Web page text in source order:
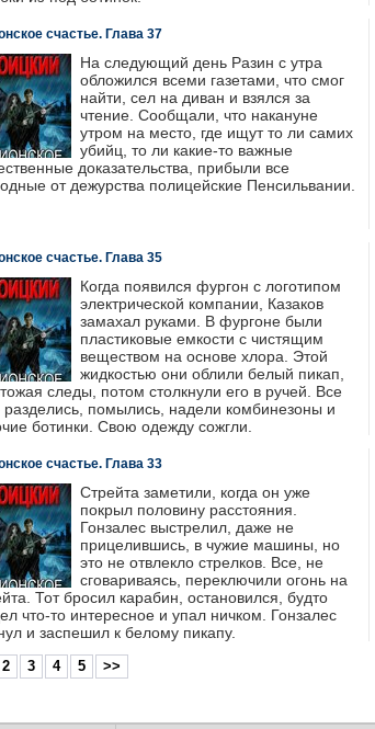
счастье. Глава 37
На следующий день Разин с утра
обложился всеми газетами, что смог
найти, сел на диван и взялся за
чтение. Сообщали, что накануне
утром на место, где ищут то ли самих
убийц, то ли какие-то важные
доказательства, прибыли все
от дежурства полицейские Пенсильвании.
счастье. Глава 35
Когда появился фургон с логотипом
электрической компании, Казаков
замахал руками. В фургоне были
пластиковые емкости с чистящим
веществом на основе хлора. Этой
жидкостью они облили белый пикап,
следы, потом столкнули его в ручей. Все
разделись, помылись, надели комбинезоны и
ботинки. Свою одежду сожгли.
счастье. Глава 33
Стрейта заметили, когда он уже
покрыл половину расстояния.
Гонзалес выстрелил, даже не
прицелившись, в чужие машины, но
это не отвлекло стрелков. Все, не
сговариваясь, переключили огонь на
Тот бросил карабин, остановился, будто
что-то интересное и упал ничком. Гонзалес
и заспешил к белому пикапу.
2 3 4 5 >>